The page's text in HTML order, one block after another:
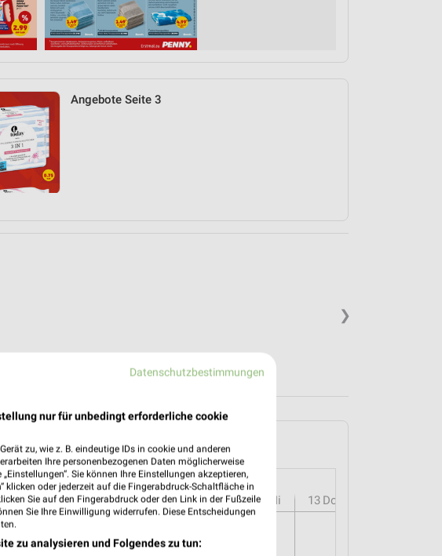
Angebote Seite 3
❯
und Umgebung
08 Sa 09So 10Mo 11Di 12 Mi 13 Do
Datenschutzbestimmungen
nur für unbedingt erforderliche cookie
zu, wie z. B. eindeutige IDs in cookie und anderen
Ihre personenbezogenen Daten möglicherweise
Sie können Ihre Einstellungen akzeptieren,
klicken oder jederzeit auf die Fingerabdruck-Schaltfläche in
Sie auf den Fingerabdruck oder den Link in der Fußzeile
Sie Ihre Einwilligung widerrufen. Diese Entscheidungen
zu analysieren und Folgendes zu tun: